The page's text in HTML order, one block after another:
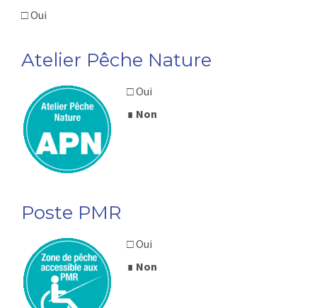
□ Oui
Atelier Pêche Nature
□ Oui
∎ Non
Poste PMR
□ Oui
∎ Non